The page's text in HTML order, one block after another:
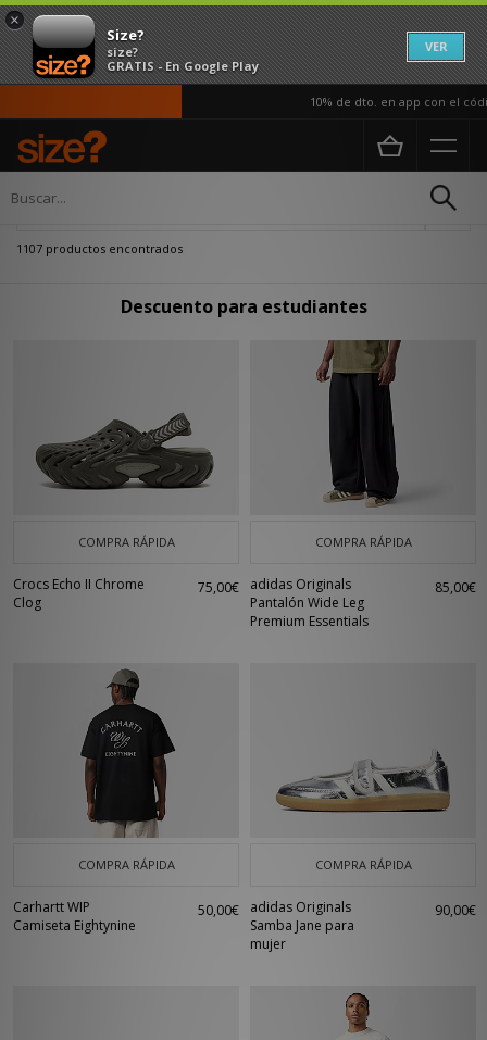
×
Size?
size?
GRATIS - En Google Play
VER
10% de dto. en app con el código
Página principal
1107 productos encontrados
Descuento para estudiantes
COMPRA RÁPIDA
Crocs Echo II Chrome
Clog
75,00€
COMPRA RÁPIDA
adidas Originals
Pantalón Wide Leg
Premium Essentials
85,00€
COMPRA RÁPIDA
Carhartt WIP
Camiseta Eightynine
50,00€
COMPRA RÁPIDA
adidas Originals
Samba Jane para
mujer
90,00€